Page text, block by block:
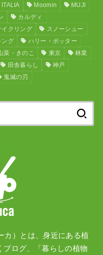
ITALIA Moomin
MUJI
カルディ
イクリング
スノーシュー
ング
ハリー・ポッター
菜・きのこ 東京
林業
田舎暮らし
神戸
鬼滅の刃
カ）とは、身近にある植
ブログ、「暮らしの植物